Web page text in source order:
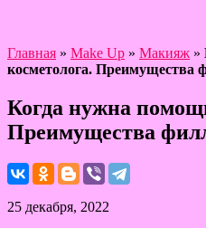
Главная » Make Up » Макияж »
косметолога. Преимущества
Когда нужна
Преимущества
25 декабря, 2022